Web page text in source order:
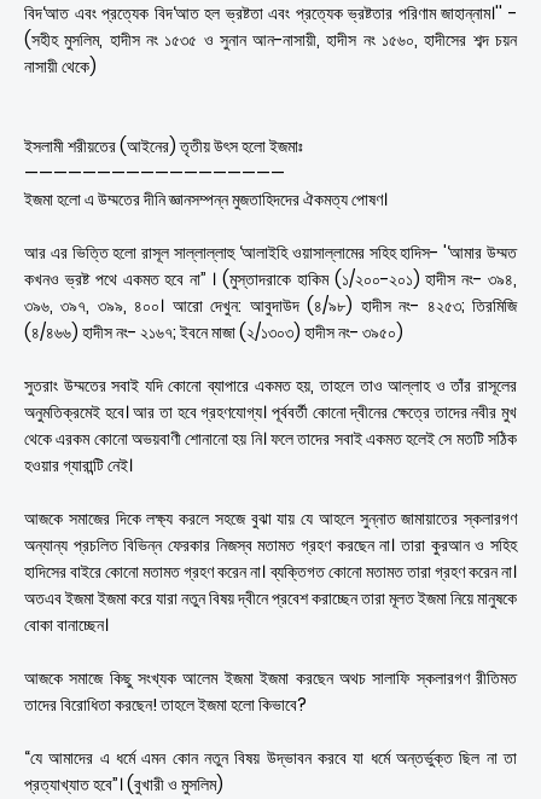
বিদ‘আত এবং প্রত্যেক বিদ‘আত হল ভ্রষ্টতা এবং প্রত্যেক ভ্রষ্টতার পরিণাম জাহান্নাম।'' -
(সহীহ মুসলিম, হাদীস নং ১৫৩৫ ও সুনান আন-নাসায়ী, হাদীস নং ১৫৬০, হাদীসের শব্দ চয়ন
নাসায়ী থেকে)
ইসলামী শরীয়তের (আইনের) তৃতীয় উৎস হলো ইজমাঃ
——————————————————
ইজমা হলো এ উম্মতের দীনি জ্ঞানসম্পন্ন মুজতাহিদদের ঐকমত্য পোষণ।
আর এর ভিত্তি হলো রাসূল সাল্লাল্লাহু ‘আলাইহি ওয়াসাল্লামের সহিহ হাদিস- '‘আমার উম্মত
কখনও ভ্রষ্ট পথে একমত হবে না’’ । (মুস্তাদরাকে হাকিম (১/২০০-২০১) হাদীস নং- ৩৯৪,
৩৯৬, ৩৯৭, ৩৯৯, ৪০০। আরো দেখুন: আবুদাউদ (৪/৯৮) হাদীস নং- ৪২৫৩; তিরমিজি
(৪/৪৬৬) হাদীস নং- ২১৬৭; ইবনে মাজা (২/১৩০৩) হাদীস নং- ৩৯৫০)
সুতরাং উম্মতের সবাই যদি কোনো ব্যাপারে একমত হয়, তাহলে তাও আল্লাহ ও তাঁর রাসূলের
অনুমতিক্রমেই হবে। আর তা হবে গ্রহণযোগ্য। পূর্ববর্তী কোনো দ্বীনের ক্ষেত্রে তাদের নবীর মুখ
থেকে এরকম কোনো অভয়বাণী শোনানো হয় নি। ফলে তাদের সবাই একমত হলেই সে মতটি সঠিক
হওয়ার গ্যারান্টি নেই।
আজকে সমাজের দিকে লক্ষ্য করলে সহজে বুঝা যায় যে আহলে সুন্নাত জামায়াতের স্কলারগণ
অন্যান্য প্রচলিত বিভিন্ন ফেরকার নিজস্ব মতামত গ্রহণ করছেন না। তারা কুরআন ও সহিহ
হাদিসের বাইরে কোনো মতামত গ্রহণ করেন না। ব্যক্তিগত কোনো মতামত তারা গ্রহণ করেন না।
অতএব ইজমা ইজমা করে যারা নতুন বিষয় দ্বীনে প্রবেশ করাচ্ছেন তারা মূলত ইজমা নিয়ে মানুষকে
বোকা বানাচ্ছেন।
আজকে সমাজে কিছু সংখ্যক আলেম ইজমা ইজমা করছেন অথচ সালাফি স্কলারগণ রীতিমত
তাদের বিরোধিতা করছেন! তাহলে ইজমা হলো কিভাবে?
“যে আমাদের এ ধর্মে এমন কোন নতুন বিষয় উদ্ভাবন করবে যা ধর্মে অন্তর্ভুক্ত ছিল না তা
প্রত্যাখ্যাত হবে”। (বুখারী ও মুসলিম)